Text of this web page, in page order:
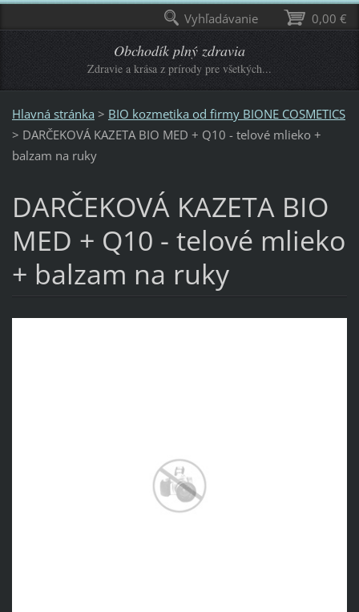
Obchodík plný zdravia
Zdravie a krása z prírody pre všetkých...
Hlavná stránka > BIO kozmetika od firmy BIONE COSMETICS
> DARČEKOVÁ KAZETA BIO MED + Q10 - telové mlieko +
balzam na ruky
DARČEKOVÁ KAZETA BIO
MED + Q10 - telové mlieko
+ balzam na ruky
0,00 €
Vyhľadávanie